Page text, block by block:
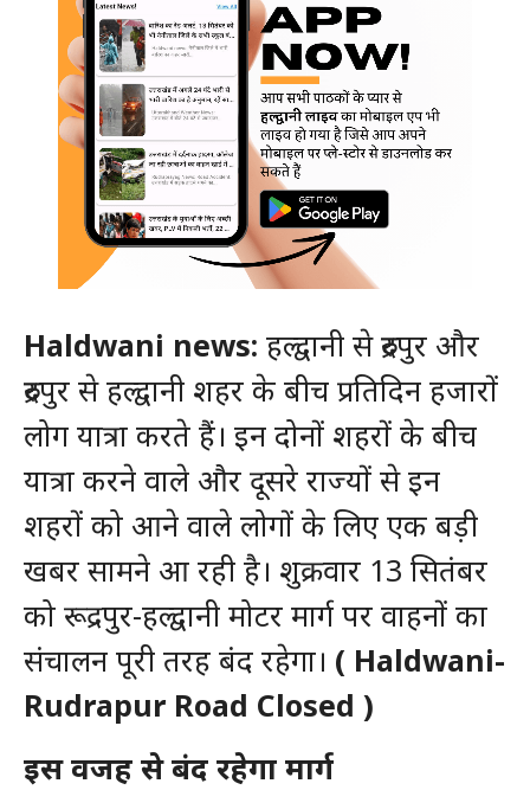
Haldwani news: हल्द्वानी से रुद्रपुर और
रुद्रपुर से हल्द्वानी शहर के बीच प्रतिदिन हजारों
लोग यात्रा करते हैं। इन दोनों शहरों के बीच
यात्रा करने वाले और दूसरे राज्यों से इन
शहरों को आने वाले लोगों के लिए एक बड़ी
खबर सामने आ रही है। शुक्रवार 13 सितंबर
को रूद्रपुर-हल्द्वानी मोटर मार्ग पर वाहनों का
संचालन पूरी तरह बंद रहेगा। ( Haldwani-
Rudrapur Road Closed )
इस वजह से बंद रहेगा मार्ग